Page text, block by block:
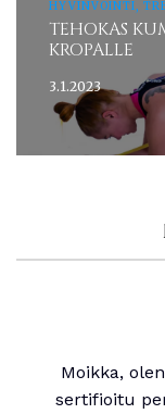
HYVINVOINTI,
TEHOKAS
KROPALLE
3.1.2023
Moikka,
sertifioitu